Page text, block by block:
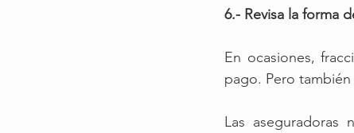
6.- Revisa la forma
En ocasiones,
pago. Pero
Las